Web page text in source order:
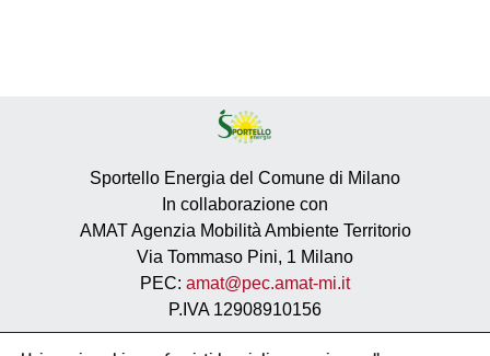
Sportello Energia del Comune di Milano
In collaborazione con
AMAT Agenzia Mobilità Ambiente Territorio
Via Tommaso Pini, 1 Milano
PEC: amat@pec.amat-mi.it
P.IVA 12908910156